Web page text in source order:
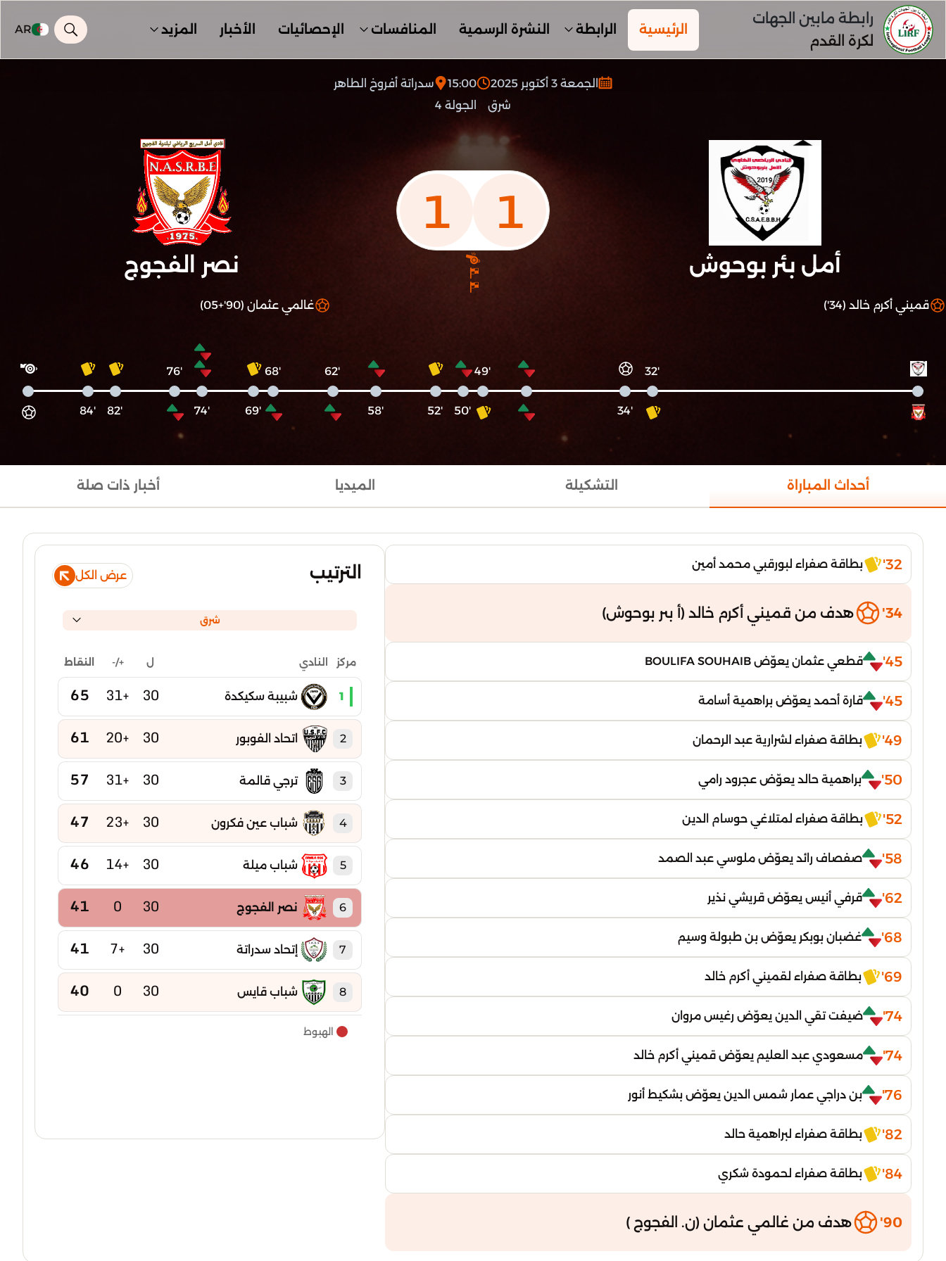
رابطة مابين الجهات
لكرة القدم
الرئيسية الرابطة النشرة الرسمية المنافسات الإحصائيات الأخبار المزيد AR
الجمعة 3 أكتوبر 2025 15:00
سدراتة أفروخ الطاهر
شرق
الجولة 4
أمل بئر بوحوش
1
1
نصر الفجوج
قميني أكرم خالد (34') غالمي عثمان (90'+05)
'32
'34
'49
'50
'52
'58
'62
'68
'69
'74
'76
'82
'84
أحداث المباراة التشكيلة الميديا أخبار ذات صلة
32' بطاقة صفراء لبورقبي محمد أمين
34' هدف من قميني أكرم خالد (أ بىر بوحوش)
45' قطعي عثمان يعوّض BOULIFA SOUHAIB
45' قارة أحمد يعوّض براهمية أسامة
49' بطاقة صفراء لشرارية عبد الرحمان
50' براهمية حالد يعوّض عجرود رامي
52' بطاقة صفراء لمتلاغي حوسام الدين
58' صفصاف رائد يعوّض ملوسي عبد الصمد
62' قرفي أنيس يعوّض قريشي نذير
68' غضبان بوبكر يعوّض بن طبولة وسيم
69' بطاقة صفراء لقميني أكرم خالد
74' ضيفت تقي الدين يعوّض رغيس مروان
74' مسعودي عبد العليم يعوّض قميني أكرم خالد
76' بن دراجي عمار شمس الدين يعوّض بشكيط أنور
82' بطاقة صفراء لبراهمية حالد
84' بطاقة صفراء لحمودة شكري
90' هدف من غالمي عثمان (ن. الفجوج )
الترتيب عرض الكل
شرق
مركز النادي ل +/- النقاط
1 شبيبة سكيكدة 30
+31
65
2 اتحاد الفوبور 30
+20
61
3 ترجي قالمة 30
+31
57
4 شباب عين فكرون 30
+23
47
5 شباب ميلة 30
+14
46
6 نصر الفجوج 30
0
41
7 إتحاد سدراتة 30
+7
41
8 شباب قايس 30
0
40
9 الهبوط